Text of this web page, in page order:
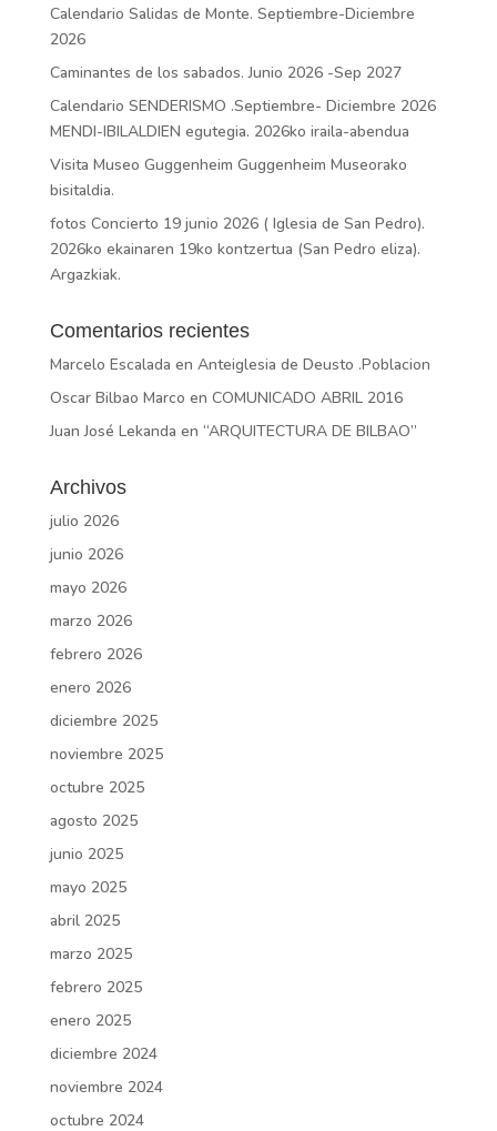
Calendario Salidas de Monte. Septiembre-Diciembre
2026
Caminantes de los sabados. Junio 2026 -Sep 2027
Calendario SENDERISMO .Septiembre- Diciembre 2026
MENDI-IBILALDIEN egutegia. 2026ko iraila-abendua
Visita Museo Guggenheim Guggenheim Museorako
bisitaldia.
fotos Concierto 19 junio 2026 ( Iglesia de San Pedro).
2026ko ekainaren 19ko kontzertua (San Pedro eliza).
Argazkiak.
Comentarios recientes
Marcelo Escalada en Anteiglesia de Deusto .Poblacion
Oscar Bilbao Marco en COMUNICADO ABRIL 2016
Juan José Lekanda en “ARQUITECTURA DE BILBAO”
Archivos
julio 2026
junio 2026
mayo 2026
marzo 2026
febrero 2026
enero 2026
diciembre 2025
noviembre 2025
octubre 2025
agosto 2025
junio 2025
mayo 2025
abril 2025
marzo 2025
febrero 2025
enero 2025
diciembre 2024
noviembre 2024
octubre 2024